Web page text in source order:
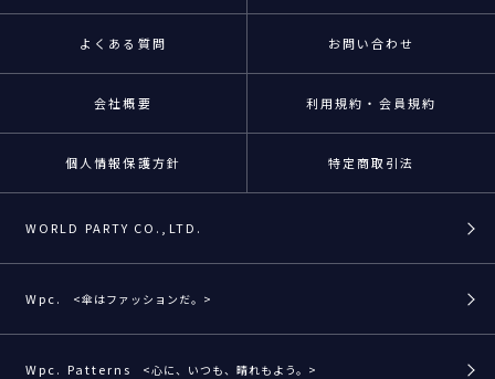
よくある質問 お問い合わせ
会社概要 利用規約・会員規約
個人情報保護方針 特定商取引法
WORLD PARTY CO.,LTD.
Wpc. <傘はファッションだ。>
Wpc. Patterns <心に、いつも、晴れもよう。>